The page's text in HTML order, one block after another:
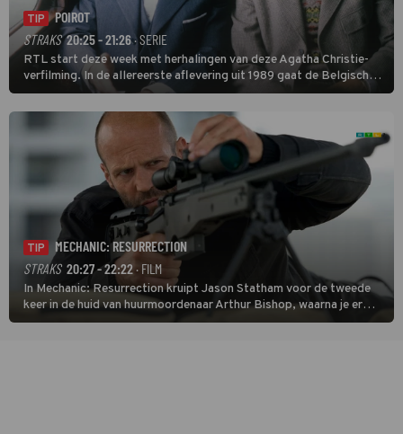
TIP
POIROT
STRAKS 20:25 - 21:26· SERIE
RTL start deze week met herhalingen van deze Agatha Christie-
verfilming. In de allereerste aflevering uit 1989 gaat de Belgische
speurder op zoek naar een vermiste kok. Poirot raakt al snel
verwikkeld in een moordzaak. (HH)
TIP
MECHANIC: RESURRECTION
STRAKS 20:27 - 22:22 · FILM
In Mechanic: Resurrection kruipt Jason Statham voor de tweede
keer in de huid van huurmoordenaar Arthur Bishop, waarna je er
donder op kunt zeggen dat er van Bishops geplande pensioen niet